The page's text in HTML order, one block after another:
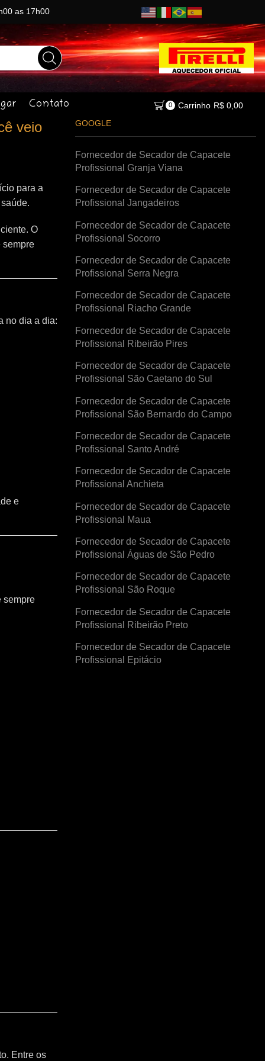
as 17h00
Contato 0 Carrinho R$0,00
veio
para a
O
sempre
no dia a dia:
e
sempre
Entre os
GOOGLE
Fornecedor de Secador de Capacete
Profissional Granja Viana
Fornecedor de Secador de Capacete
Profissional Jangadeiros
Fornecedor de Secador de Capacete
Profissional Socorro
Fornecedor de Secador de Capacete
Profissional Serra Negra
Fornecedor de Secador de Capacete
Profissional Riacho Grande
Fornecedor de Secador de Capacete
Profissional Ribeirão Pires
Fornecedor de Secador de Capacete
Profissional São Caetano do Sul
Fornecedor de Secador de Capacete
Profissional São Bernardo do Campo
Fornecedor de Secador de Capacete
Profissional Santo André
Fornecedor de Secador de Capacete
Profissional Anchieta
Fornecedor de Secador de Capacete
Profissional Maua
Fornecedor de Secador de Capacete
Profissional Águas de São Pedro
Fornecedor de Secador de Capacete
Profissional São Roque
Fornecedor de Secador de Capacete
Profissional Ribeirão Preto
Fornecedor de Secador de Capacete
Profissional Epitácio